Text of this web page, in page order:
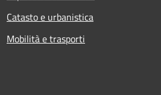
Catasto e urbanistica
Mobilità e trasporti